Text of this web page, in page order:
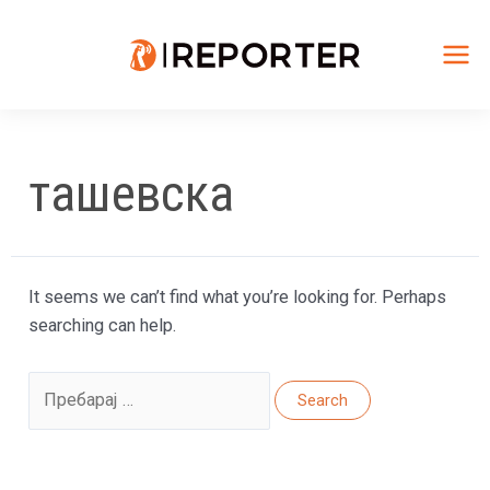
ташевска
It seems we can’t find what you’re looking for. Perhaps
searching can help.